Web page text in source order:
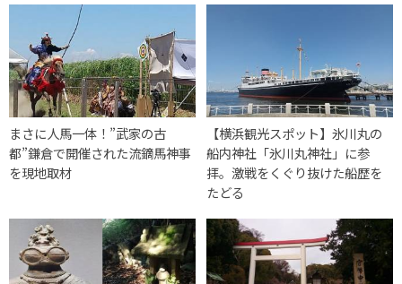
まさに人馬一体！”武家の古
都”鎌倉で開催された流鏑馬神事
を現地取材
【横浜観光スポット】氷川丸の
船内神社「氷川丸神社」に参
拝。激戦をくぐり抜けた船歴を
たどる